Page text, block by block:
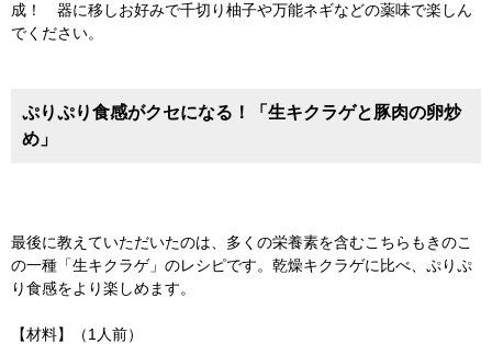
成！ 器に移しお好みで千切り柚子や万能ネギなどの薬味で楽しん
でください。
ぷりぷり食感がクセになる！「生キクラゲと豚肉の卵炒
め」
最後に教えていただいたのは、多くの栄養素を含むこちらもきのこ
の一種「生キクラゲ」のレシピです。乾燥キクラゲに比べ、ぷりぷ
り食感をより楽しめます。
【材料】（1人前）